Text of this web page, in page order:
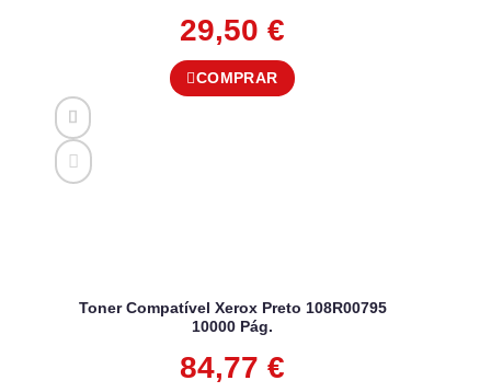
29,50 €
COMPRAR
Toner Compatível Xerox Preto 108R00795
10000 Pág.
84,77 €